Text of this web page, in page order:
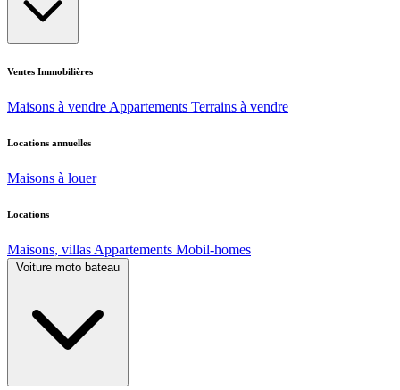
Ventes Immobilières
Maisons à vendre Appartements Terrains à vendre
Locations annuelles
Maisons à louer
Locations
Maisons, villas Appartements Mobil-homes
Voiture moto bateau